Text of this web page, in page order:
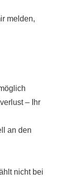
melden,
– Ihr
an den
nicht bei